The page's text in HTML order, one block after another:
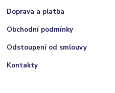
Doprava a platba
Obchodní podmínky
Odstoupení od smlouvy
Kontakty